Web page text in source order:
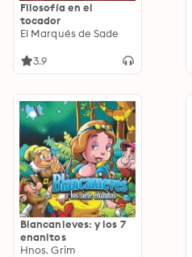
Filosofía en el
tocador
El Marqués de Sade
3.9
Blancanieves: y los 7
enanitos
Hnos. Grim